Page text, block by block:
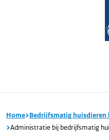
Home Bedrijfsmatig huisdieren
Administratie bij bedrijfsmatig